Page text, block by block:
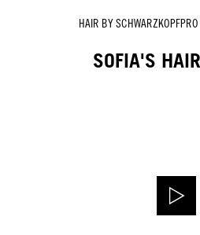
HAIR BY
SOFIA'S